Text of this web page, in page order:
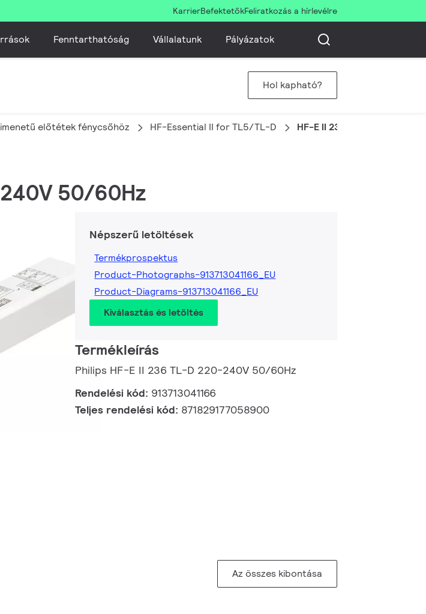
KarrierBefektetőkFeliratkozás a hírlevélre
Fenntarthatóság Vállalatunk Pályázatok
Hol kapható?
előtétek fénycsőhöz HF-Essential II for TL5/TL-D HF-E II 236 TL-D 220-240V
50/60Hz
Népszerű letöltések
Termékprospektus
Product-Photographs-913713041166_EU
Product-Diagrams-913713041166_EU
Kiválasztás és letöltés
Termékleírás
Philips HF-E II 236 TL-D 220-240V 50/60Hz
Rendelési kód: 913713041166
Teljes rendelési kód: 871829177058900
Az összes kibontása